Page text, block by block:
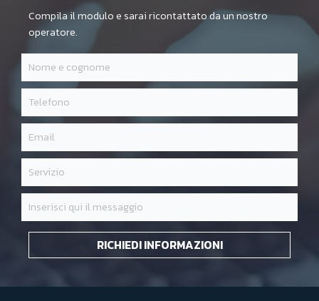
Compila il modulo e sarai ricontattato da un nostro
operatore.
RICHIEDI INFORMAZIONI